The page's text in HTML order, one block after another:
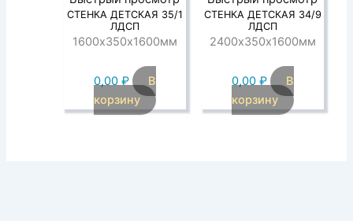
СТЕНКА ДЕТСКАЯ 35/1
ЛДСП
1600х350х1600мм
0,00 ₽
В
корзину
СТЕНКА ДЕТСКАЯ 34/9
ЛДСП
2400х350х1600мм
0,00 ₽
В
корзину